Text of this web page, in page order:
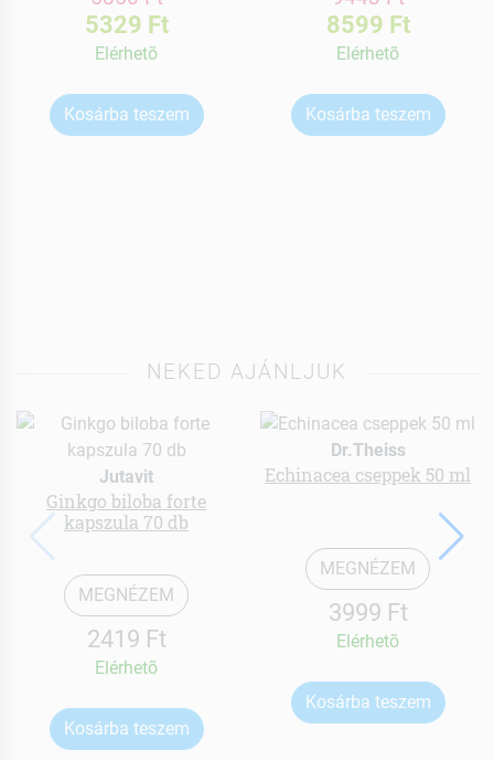
5329 Ft
Elérhetõ
Kosárba teszem
8599 Ft
Elérhetõ
Kosárba teszem
NEKED AJÁNLJUK
Jutavit
Ginkgo biloba forte
kapszula 70 db
MEGNÉZEM
2419 Ft
Elérhetõ
Kosárba teszem
Dr.Theiss
Echinacea cseppek 50 ml
MEGNÉZEM
3999 Ft
Elérhetõ
Kosárba teszem